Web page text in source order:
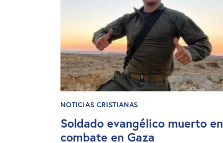
NOTICIAS CRISTIANAS
Soldado evangélico muerto en
combate en Gaza